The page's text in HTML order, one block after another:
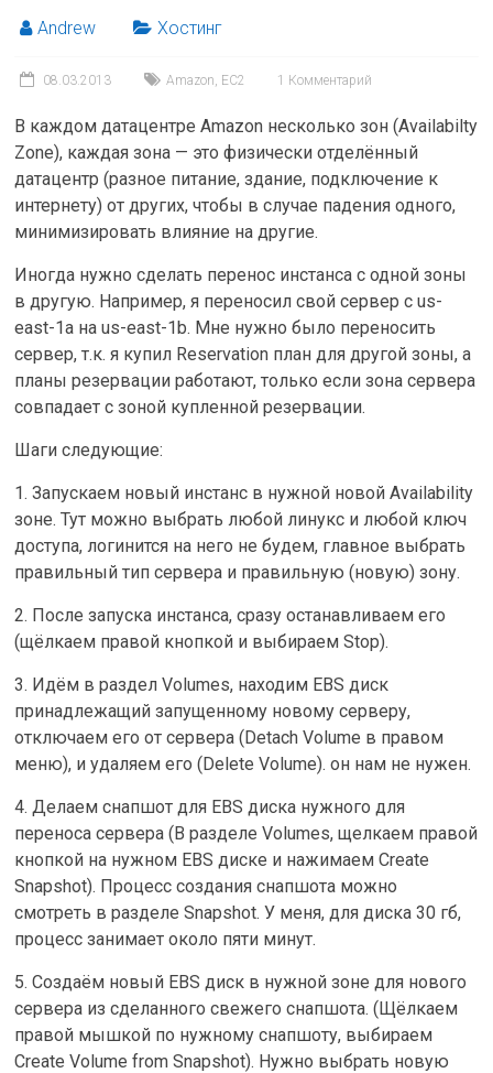
Andrew Хостинг
08.03.2013 Amazon, EC2 1 Комментарий
В каждом датацентре Amazon несколько зон (Availabilty
Zone), каждая зона — это физически отделённый
датацентр (разное питание, здание, подключение к
интернету) от других, чтобы в случае падения одного,
минимизировать влияние на другие.
Иногда нужно сделать перенос инстанса c одной зоны
в другую. Например, я переносил свой сервер с us-
east-1a на us-east-1b. Мне нужно было переносить
сервер, т.к. я купил Reservation план для другой зоны, а
планы резервации работают, только если зона сервера
совпадает с зоной купленной резервации.
Шаги следующие:
1. Запускаем новый инстанс в нужной новой Availability
зоне. Тут можно выбрать любой линукс и любой ключ
доступа, логинится на него не будем, главное выбрать
правильный тип сервера и правильную (новую) зону.
2. После запуска инстанса, сразу останавливаем его
(щёлкаем правой кнопкой и выбираем Stop).
3. Идём в раздел Volumes, находим EBS диск
принадлежащий запущенному новому серверу,
отключаем его от сервера (Detach Volume в правом
меню), и удаляем его (Delete Volume). он нам не нужен.
4. Делаем снапшот для EBS диска нужного для
переноса сервера (В разделе Volumes, щелкаем правой
кнопкой на нужном EBS диске и нажимаем Create
Snapshot). Процесс создания снапшота можно
смотреть в разделе Snapshot. У меня, для диска 30 гб,
процесс занимает около пяти минут.
5. Создаём новый EBS диск в нужной зоне для нового
сервера из сделанного свежего снапшота. (Щёлкаем
правой мышкой по нужному снапшоту, выбираем
Create Volume from Snapshot). Нужно выбрать новую